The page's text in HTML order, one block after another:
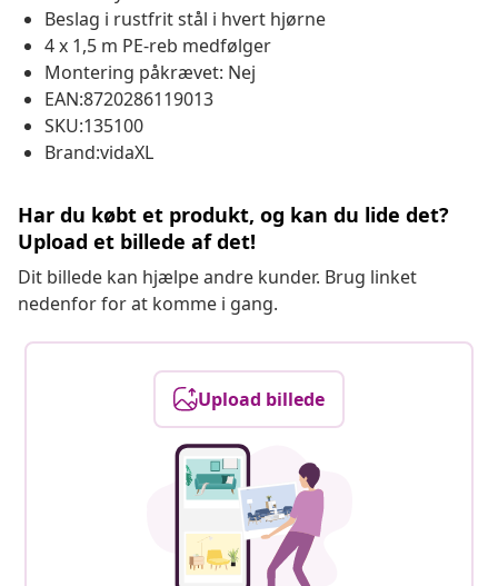
Beslag i rustfrit stål i hvert hjørne
4 x 1,5 m PE-reb medfølger
Montering påkrævet: Nej
EAN:8720286119013
SKU:135100
Brand:vidaXL
Har du købt et produkt, og kan du lide det?
Upload et billede af det!
Dit billede kan hjælpe andre kunder. Brug linket
nedenfor for at komme i gang.
Upload billede